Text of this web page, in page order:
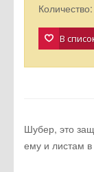
Количество:
В
Шубер, это
ему и листам